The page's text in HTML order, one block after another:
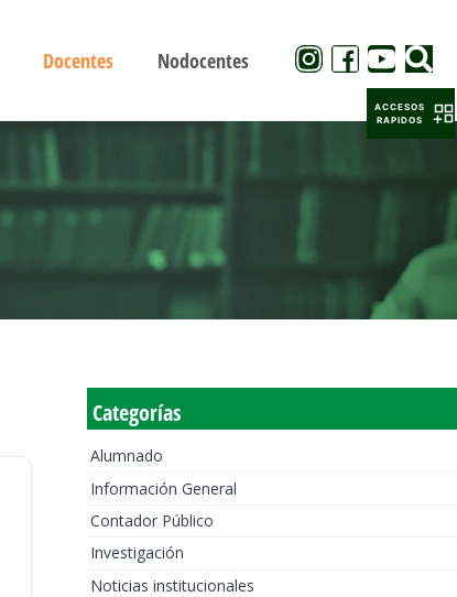
Docentes Nodocentes
Categorías
Alumnado
Información General
Contador Público
Investigación
Noticias institucionales
ACCESOS
RAPIDOS